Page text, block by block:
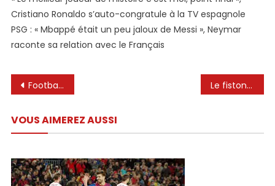
Cristiano Ronaldo s’auto-congratule à la TV espagnole
PSG : « Mbappé était un peu jaloux de Messi », Neymar
raconte sa relation avec le Français
Navigation
l’article
Football : malgré tout son talent, le fils de Lionel Messi n’a pas marqué 11 buts en un seul match Le fiston de Lionel Messi vient-il réellement d’inscrire 11 buts dans un match U13 aux Etats-Unis ?
VOUS AIMEREZ AUSSI